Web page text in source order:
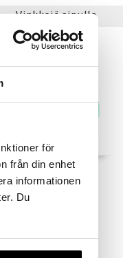
för
från din enhet
informationen
Du
Vinkkejä sinulle
Frida Baby
Huvudkramande
hårborste + kam
FRIDA BABY